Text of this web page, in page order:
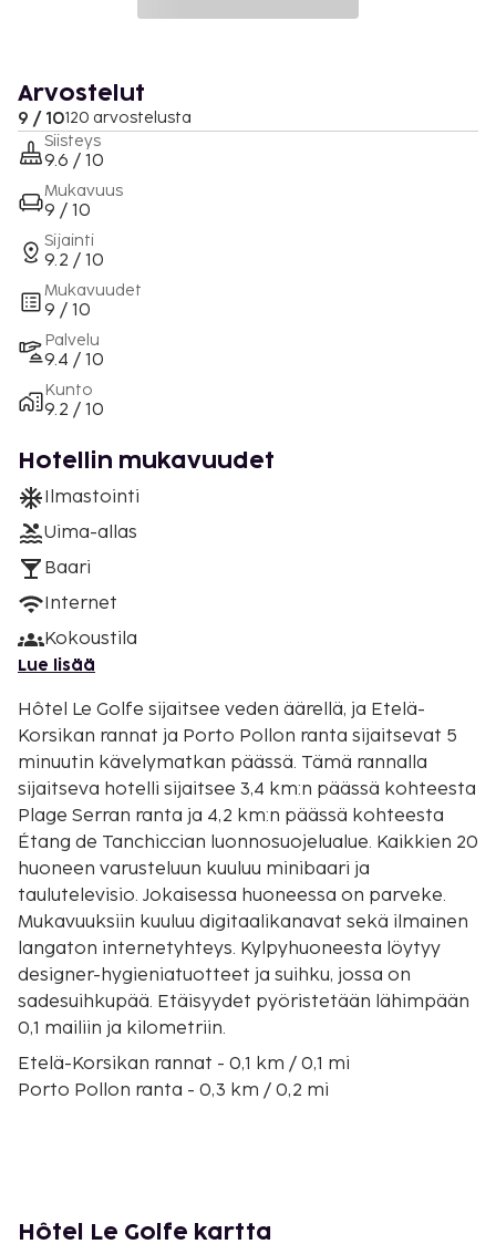
Arvostelut
9 / 10120 arvostelusta
Siisteys
9.6 / 10
Mukavuus
9 / 10
Sijainti
9.2 / 10
Mukavuudet
9 / 10
Palvelu
9.4 / 10
Kunto
9.2 / 10
Hotellin mukavuudet
Ilmastointi
Uima-allas
Baari
Internet
Kokoustila
Lue lisää
Hôtel Le Golfe sijaitsee veden äärellä, ja Etelä-
Korsikan rannat ja Porto Pollon ranta sijaitsevat 5
minuutin kävelymatkan päässä. Tämä rannalla
sijaitseva hotelli sijaitsee 3,4 km:n päässä kohteesta
Plage Serran ranta ja 4,2 km:n päässä kohteesta
Étang de Tanchiccian luonnosuojelualue. Kaikkien 20
huoneen varusteluun kuuluu minibaari ja
taulutelevisio. Jokaisessa huoneessa on parveke.
Mukavuuksiin kuuluu digitaalikanavat sekä ilmainen
langaton internetyhteys. Kylpyhuoneesta löytyy
designer-hygieniatuotteet ja suihku, jossa on
sadesuihkupää. Etäisyydet pyöristetään lähimpään
0,1 mailiin ja kilometriin.
Etelä-Korsikan rannat - 0,1 km / 0,1 mi
Porto Pollon ranta - 0,3 km / 0,2 mi
Tenutellan ranta - 7,4 km / 4,6 mi
Hôtel Le Golfe kartta